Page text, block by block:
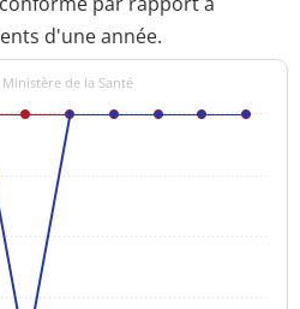
d'une année.
de la Santé